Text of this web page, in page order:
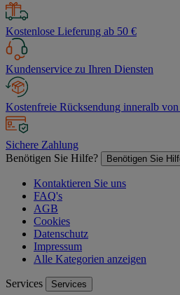
Kostenlose Lieferung ab 50 €
Kundenservice zu Ihren Diensten
Kostenfreie Rücksendung inneralb von
Sichere Zahlung
Benötigen Sie Hilfe?
Benötigen Sie
Kontaktieren Sie uns
FAQ's
AGB
Cookies
Datenschutz
Impressum
Alle Kategorien anzeigen
Services Services